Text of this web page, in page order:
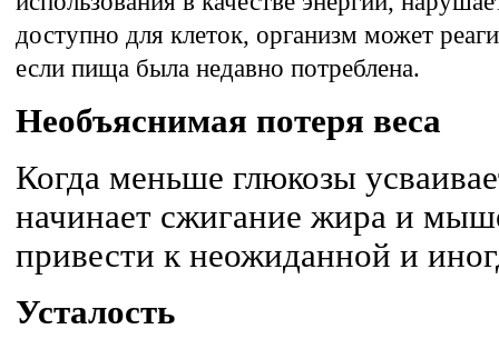
доступно для клеток, организм может
если пища была недавно потреблена.
Необъяснимая потеря веса
Когда меньше глюкозы
начинает сжигание жира и
привести к неожиданной и
Усталость